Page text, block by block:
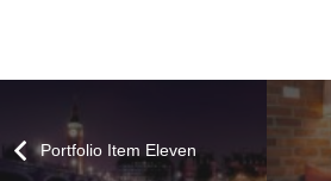
Portfolio Item Eleven